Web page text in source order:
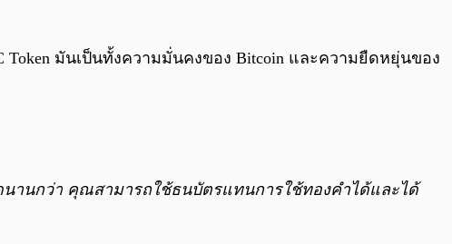
มันเป็นทั้งความมั่นคงของ Bitcoin และความยืดหยุ่นของ
านกว่า คุณสามารถใช้ธนบัตรแทนการใช้ทองคำได้และได้